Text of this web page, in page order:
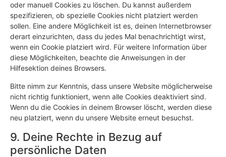
oder manuell Cookies zu löschen. Du kannst außerdem
spezifizieren, ob spezielle Cookies nicht platziert werden
sollen. Eine andere Möglichkeit ist es, deinen Internetbrowser
derart einzurichten, dass du jedes Mal benachrichtigt wirst,
wenn ein Cookie platziert wird. Für weitere Information über
diese Möglichkeiten, beachte die Anweisungen in der
Hilfesektion deines Browsers.
Bitte nimm zur Kenntnis, dass unsere Website möglicherweise
nicht richtig funktioniert, wenn alle Cookies deaktiviert sind.
Wenn du die Cookies in deinem Browser löscht, werden diese
neu platziert, wenn du unsere Website erneut besuchst.
9. Deine Rechte in Bezug auf
persönliche Daten